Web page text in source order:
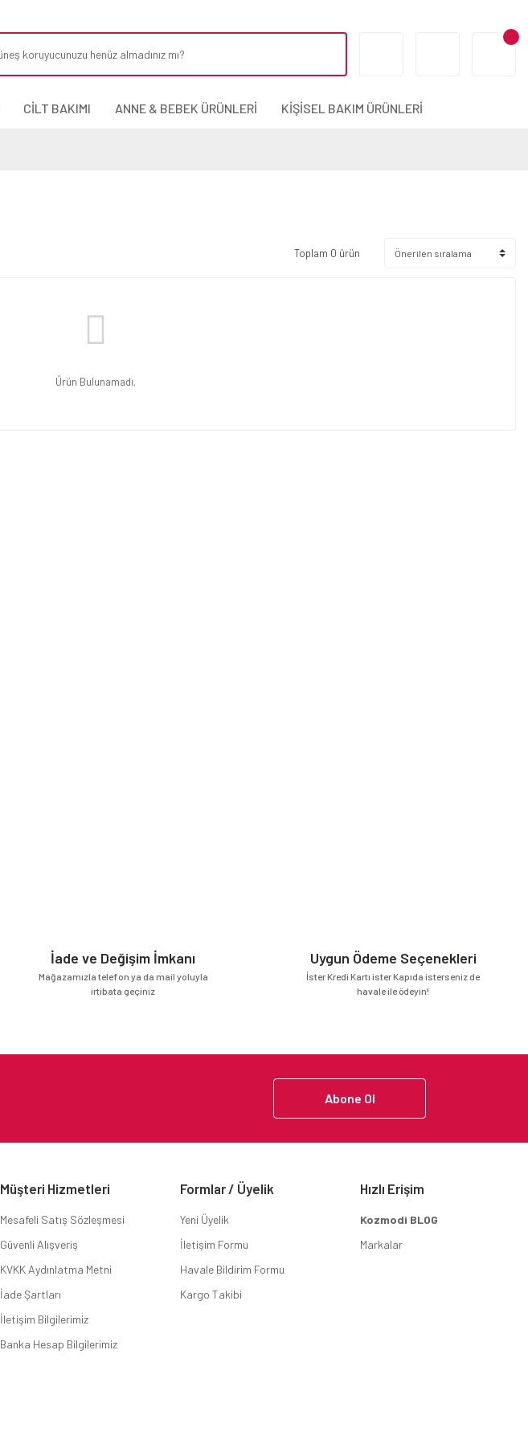
CİLT BAKIMI ANNE & BEBEK ÜRÜNLERİ KİŞİSEL BAKIM ÜRÜNLERİ
Toplam 0 ürün
Ürün Bulunamadı.
İade ve Değişim İmkanı
Mağazamızla telefon ya da mail yoluyla
irtibata geçiniz
Uygun Ödeme Seçenekleri
İster Kredi Kartı ister Kapıda isterseniz de
havale ile ödeyin!
Abone Ol
Müşteri Hizmetleri
Mesafeli Satış Sözleşmesi
Güvenli Alışveriş
KVKK Aydınlatma Metni
İade Şartları
İletişim Bilgilerimiz
Banka Hesap Bilgilerimiz
Formlar / Üyelik
Yeni Üyelik
İletişim Formu
Havale Bildirim Formu
Kargo Takibi
Hızlı Erişim
Kozmodi BLOG
Markalar